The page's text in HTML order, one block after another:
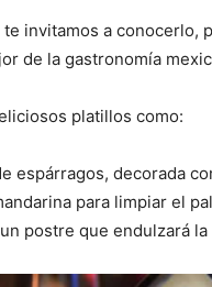
invitamos a conocerlo,
de la gastronomía
platillos como:
espárragos, decorada
para limpiar el
postre que endulzará